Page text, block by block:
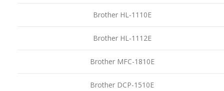
Brother HL-1110E
Brother HL-1112E
Brother MFC-1810E
Brother DCP-1510E